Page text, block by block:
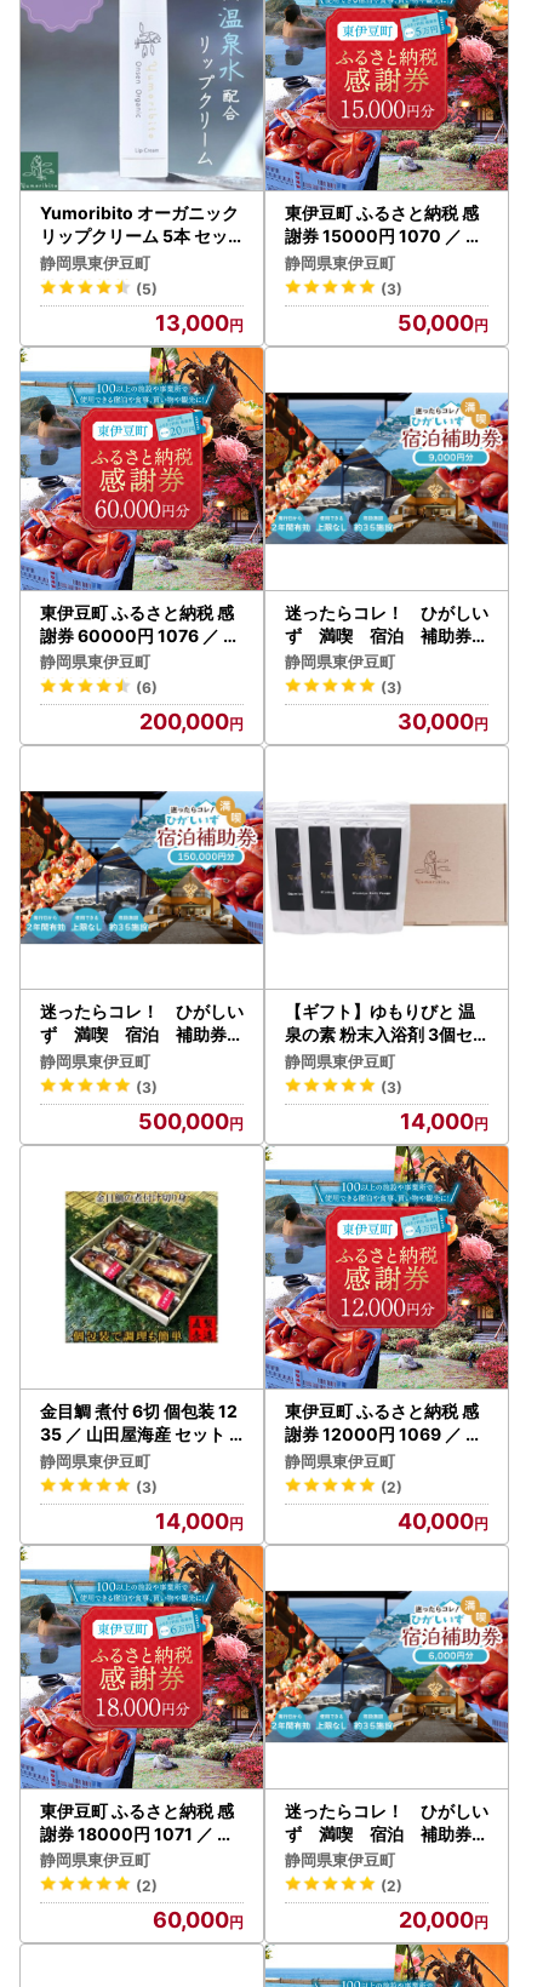
Yumoribito オーガニック
リップクリーム 5本 セッ
ト A032 ／ 玉翠 静岡県 東
伊豆町
静岡県東伊豆町
(5)
13,000
東伊豆町 ふるさと納税 感
謝券 15000円 1070 ／ 静
岡県 旅行 宿泊 食事 観光
チケット クーポン 補助 リ
フォーム ホテル 動物園 海
鮮 みかん 金目鯛 稲取 熱川
ギフト 土産
静岡県東伊豆町
(3)
50,000
東伊豆町 ふるさと納税 感
謝券 60000円 1076 ／ 静
岡県 旅行 宿泊 食事 観光
チケット クーポン 補助 リ
フォーム ホテル 動物園 海
鮮 みかん 金目鯛 稲取 熱川
ギフト 土産
静岡県東伊豆町
(6)
200,000
迷ったらコレ！ ひがしい
ず 満喫 宿泊 補助券
（9千円分）C001／静岡
県 東伊豆町
静岡県東伊豆町
(3)
30,000
迷ったらコレ！ ひがしい
ず 満喫 宿泊 補助券
（15万円分）J001／静岡
県 東伊豆町
静岡県東伊豆町
(3)
500,000
【ギフト】ゆもりびと 温
泉の素 粉末入浴剤 3個セ
ット 1183 ／ 保湿美肌名湯
伊豆玉翠監修 計量容器付
静岡県東伊豆町
(3)
14,000
金目鯛 煮付 6切 個包装 12
35 ／ 山田屋海産 セット
キンメ お取り寄せグルメ
静岡県 東伊豆町
静岡県東伊豆町
(3)
14,000
東伊豆町 ふるさと納税 感
謝券 12000円 1069 ／ 静
岡県 旅行 宿泊 食事 観光
チケット クーポン 補助 リ
フォーム ホテル 動物園 海
鮮 みかん 金目鯛 稲取 熱川
ギフト 土産
静岡県東伊豆町
(2)
40,000
東伊豆町 ふるさと納税 感
謝券 18000円 1071 ／ 静
岡県 旅行 宿泊 食事 観光
チケット クーポン 補助 リ
フォーム ホテル 動物園 海
鮮 みかん 金目鯛 稲取 熱川
ギフト 土産
静岡県東伊豆町
(2)
60,000
迷ったらコレ！ ひがしい
ず 満喫 宿泊 補助券
（6千円分）B001／静岡
県 東伊豆町
静岡県東伊豆町
(2)
20,000